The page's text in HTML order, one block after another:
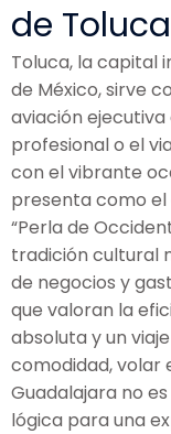
de
Toluca, la capital
de México, sirve
aviación
profesional o el
con el vibrante
presenta como el
“Perla de
tradición cultural
de negocios y
que valoran la
absoluta y un
comodidad, volar
Guadalajara no
lógica para una